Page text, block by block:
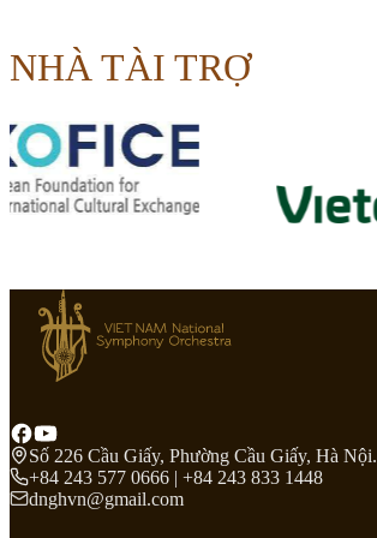
NHÀ TÀI TRỢ
Số 226 Cầu Giấy, Phường Cầu Giấy, Hà Nội.
+84 243 577 0666 | +84 243 833 1448
dnghvn@gmail.com